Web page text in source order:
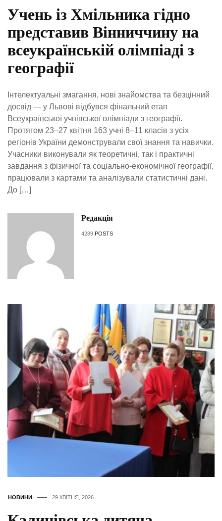
Учень із Хмільника гідно
представив Вінниччину на
всеукраїнській олімпіаді з
географії
Інтелектуальні змагання, нові знайомства та безцінний
досвід — у Львові відбувся фінальний етап
Всеукраїнської учнівської олімпіади з географії.
Протягом 23–27 квітня 163 учні 8–11 класів з усіх
регіонів України демонстрували свої знання та навички.
Учасники виконували як теоретичні, так і практичні
завдання з фізичної та соціально-економічної географії,
працювали з картами та аналізували статистичні дані.
До […]
Редакція
4289 POSTS
НОВИНИ 29 КВІТНЯ, 2026